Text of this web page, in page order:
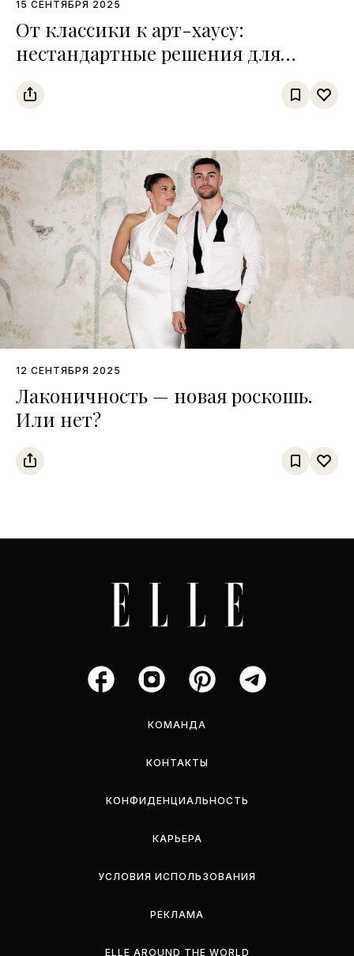
15 СЕНТЯБРЯ 2025
От классики к арт-хаусу:
нестандартные решения для
ярких свадебных образов
12 СЕНТЯБРЯ 2025
Лаконичность — новая роскошь.
Или нет?
КОМАНДА
КОНТАКТЫ
КОНФИДЕНЦИАЛЬНОСТЬ
КАРЬЕРА
УСЛОВИЯ ИСПОЛЬЗОВАНИЯ
РЕКЛАМА
ELLE AROUND THE WORLD